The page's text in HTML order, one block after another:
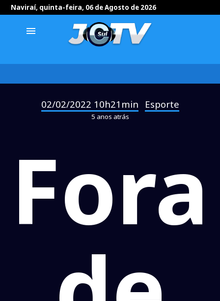
Naviraí, quinta-feira, 06 de Agosto de 2026
menu
02/02/2022 10h21min Esporte
5 anos atrás
Fora